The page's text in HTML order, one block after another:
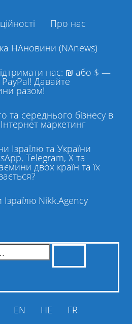
Про нас
НАновини (NAnews)
нас: ₪ або $ —
Давайте
разом!
та середнього бізнесу в
Інтернет маркетинг
Ізраїлю та України
Telegram, X та
двох країн та їх
Nikk.Agency
EN HE FR